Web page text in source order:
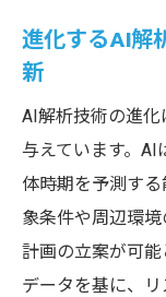
進化するAI解
新
AI解析技術の進
与えています。
体時期を予測す
象条件や周辺環
計画の立案が可
データを基に、